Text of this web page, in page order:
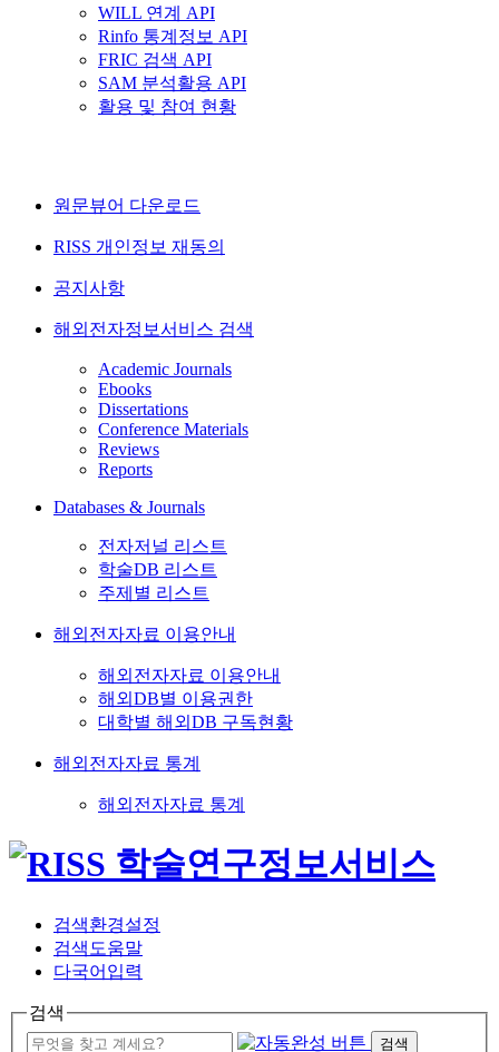
WILL 연계 API
Rinfo 통계정보 API
FRIC 검색 API
SAM 분석활용 API
활용 및 참여 현황
원문뷰어 다운로드
RISS 개인정보 재동의
공지사항
해외전자정보서비스 검색
Academic Journals
Ebooks
Dissertations
Conference Materials
Reviews
Reports
Databases & Journals
전자저널 리스트
학술DB 리스트
주제별 리스트
해외전자자료 이용안내
해외전자자료 이용안내
해외DB별 이용권한
대학별 해외DB 구독현황
해외전자자료 통계
해외전자자료 통계
검색환경설정
검색도움말
다국어입력
검색
검색